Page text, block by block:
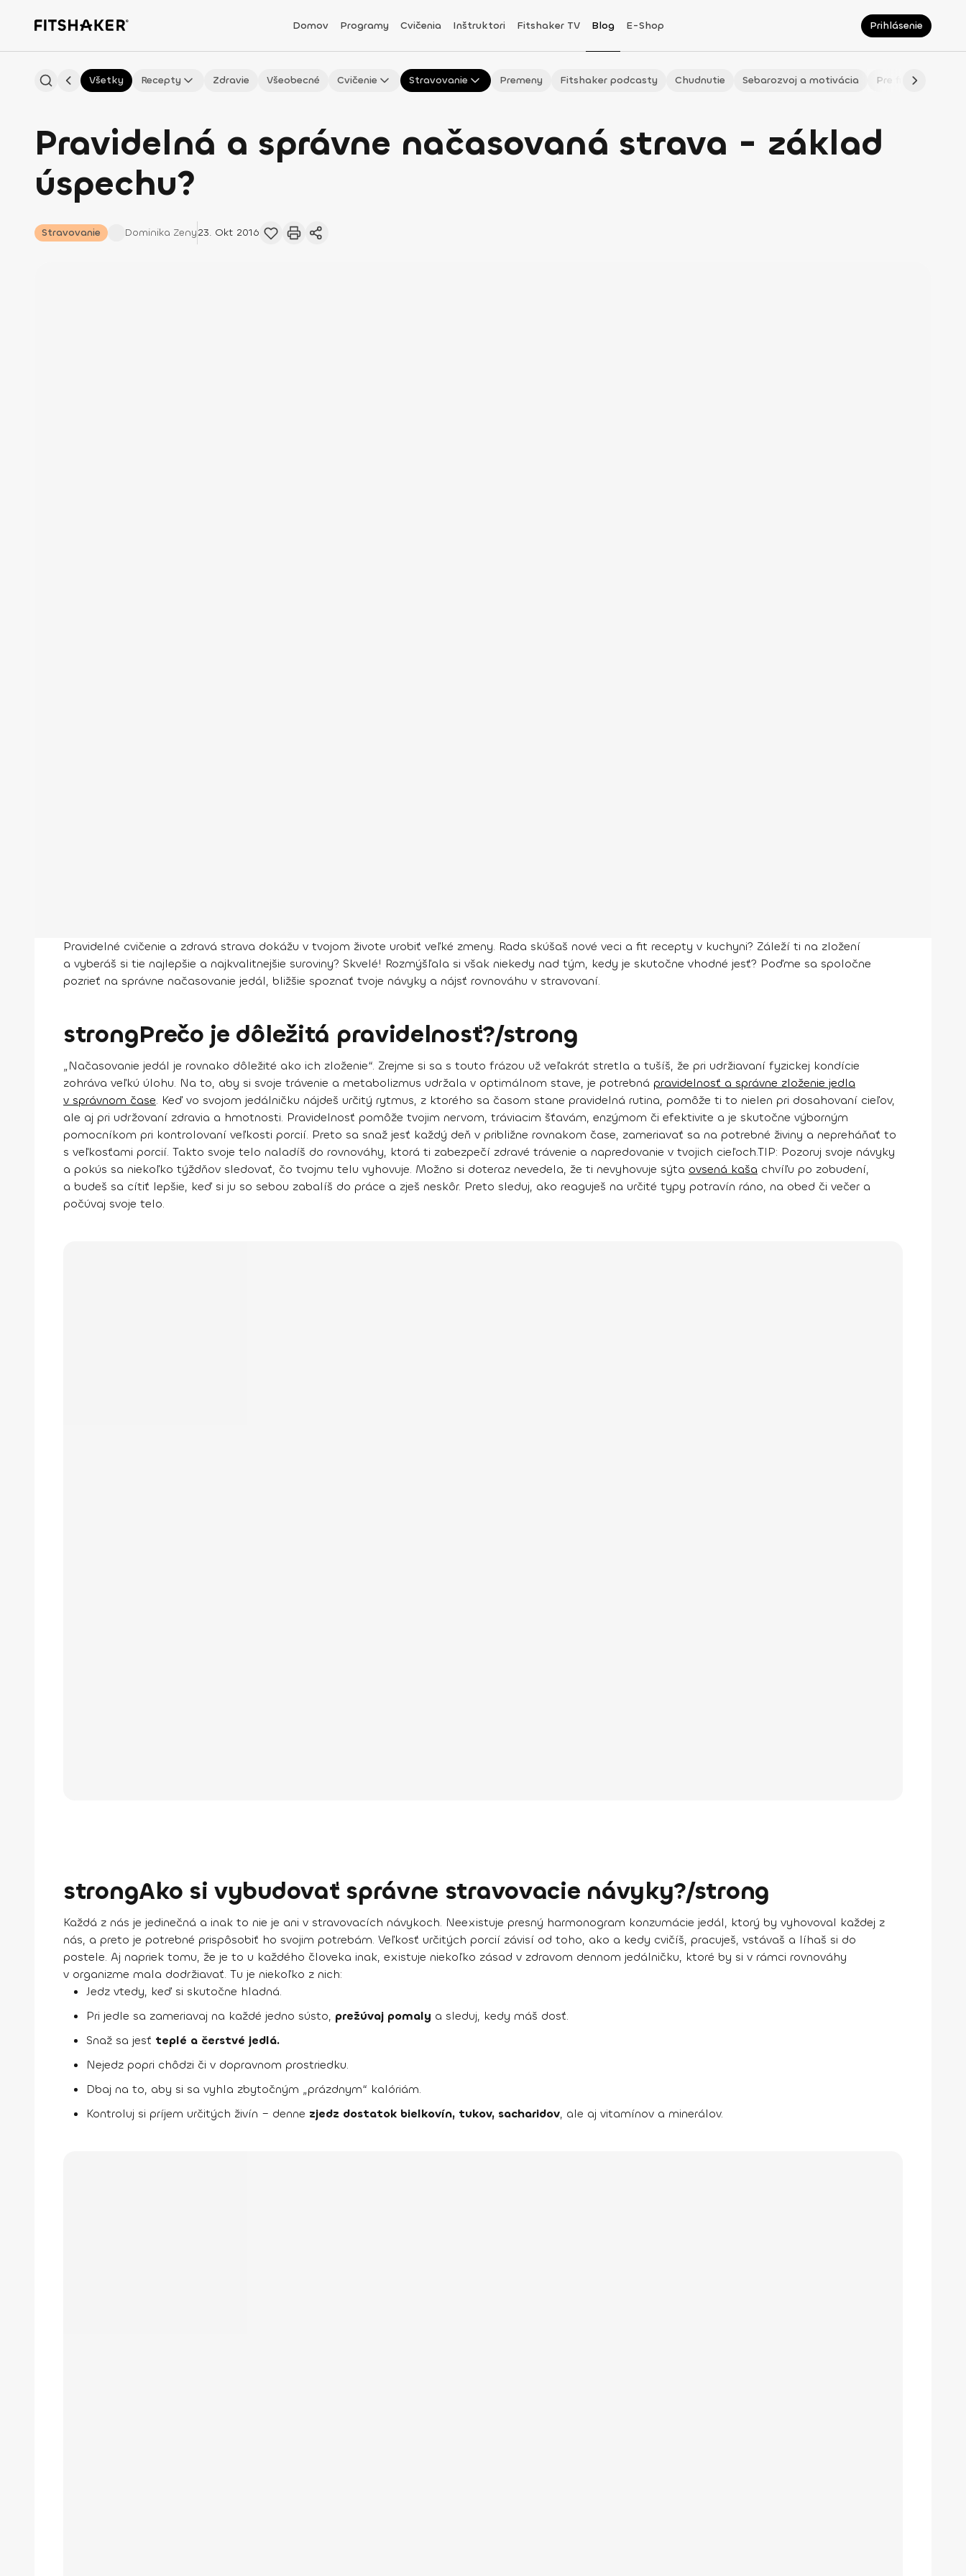
Domov Programy Cvičenia Inštruktori Fitshaker TV Blog E-Shop Prihlásenie
Všetky Recepty Zdravie Všeobecné Cvičenie Stravovanie Premeny Fitshaker podcasty Chudnutie Sebarozvoj a motivácia Pre fitmaminky
Pravidelná a správne načasovaná strava - základ
úspechu?
Stravovanie Dominika Zeny23. Okt 2016
Pravidelné cvičenie a zdravá strava dokážu v tvojom živote urobiť veľké zmeny. Rada skúšaš nové veci a fit recepty v kuchyni? Záleží ti na zložení
a vyberáš si tie najlepšie a najkvalitnejšie suroviny? Skvelé! Rozmýšľala si však niekedy nad tým, kedy je skutočne vhodné jesť? Poďme sa spoločne
pozrieť na správne načasovanie jedál, bližšie spoznať tvoje návyky a nájsť rovnováhu v stravovaní.
strongPrečo je dôležitá pravidelnosť?/strong
„Načasovanie jedál je rovnako dôležité ako ich zloženie“. Zrejme si sa s touto frázou už veľakrát stretla a tušíš, že pri udržiavaní fyzickej kondície
zohráva veľkú úlohu. Na to, aby si svoje trávenie a metabolizmus udržala v optimálnom stave, je potrebná pravidelnosť a správne zloženie jedla
v správnom čase. Keď vo svojom jedálničku nájdeš určitý rytmus, z ktorého sa časom stane pravidelná rutina, pomôže ti to nielen pri dosahovaní cieľov,
ale aj pri udržovaní zdravia a hmotnosti. Pravidelnosť pomôže tvojim nervom, tráviacim šťavám, enzýmom či efektivite a je skutočne výborným
pomocníkom pri kontrolovaní veľkosti porcií. Preto sa snaž jesť každý deň v približne rovnakom čase, zameriavať sa na potrebné živiny a nepreháňať to
s veľkosťami porcií. Takto svoje telo naladíš do rovnováhy, ktorá ti zabezpečí zdravé trávenie a napredovanie v tvojich cieľoch.TIP: Pozoruj svoje návyky
a pokús sa niekoľko týždňov sledovať, čo tvojmu telu vyhovuje. Možno si doteraz nevedela, že ti nevyhovuje sýta ovsená kaša chvíľu po zobudení,
a budeš sa cítiť lepšie, keď si ju so sebou zabalíš do práce a zješ neskôr. Preto sleduj, ako reaguješ na určité typy potravín ráno, na obed či večer a
počúvaj svoje telo.
strongAko si vybudovať správne stravovacie návyky?/strong
Každá z nás je jedinečná a inak to nie je ani v stravovacích návykoch. Neexistuje presný harmonogram konzumácie jedál, ktorý by vyhovoval každej z
nás, a preto je potrebné prispôsobiť ho svojim potrebám. Veľkosť určitých porcií závisí od toho, ako a kedy cvičíš, pracuješ, vstávaš a líhaš si do
postele. Aj napriek tomu, že je to u každého človeka inak, existuje niekoľko zásad v zdravom dennom jedálničku, ktoré by si v rámci rovnováhy
v organizme mala dodržiavať. Tu je niekoľko z nich:
Jedz vtedy, keď si skutočne hladná.
Pri jedle sa zameriavaj na každé jedno sústo, prežúvaj pomaly a sleduj, kedy máš dosť.
Snaž sa jesť teplé a čerstvé jedlá.
Nejedz popri chôdzi či v dopravnom prostriedku.
Dbaj na to, aby si sa vyhla zbytočným „prázdnym“ kalóriám.
Kontroluj si príjem určitých živín – denne zjedz dostatok bielkovín, tukov, sacharidov, ale aj vitamínov a minerálov.